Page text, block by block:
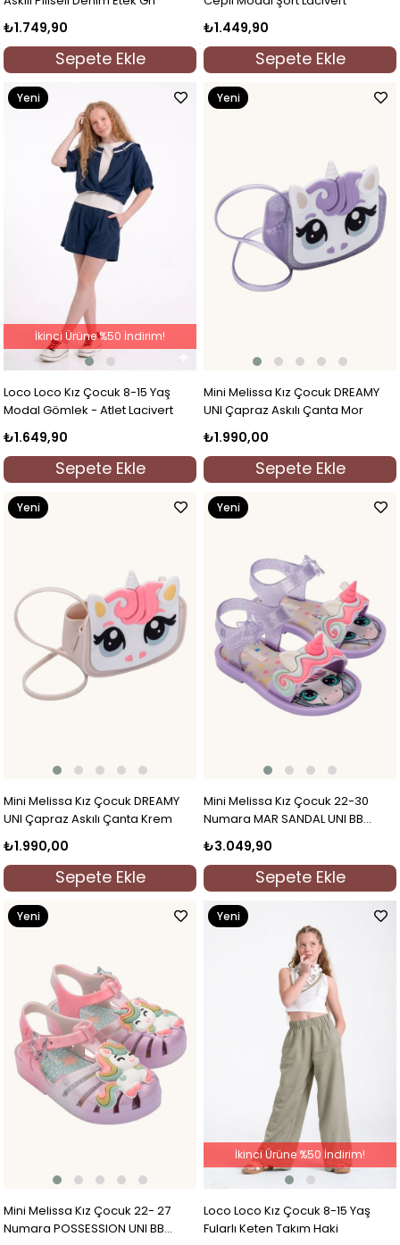
₺1.749,90
Sepete Ekle
₺1.449,90
Sepete Ekle
Loco Loco Kız Çocuk 8-15 Yaş
Modal Gömlek - Atlet Lacivert
₺1.649,90
Sepete Ekle
Yeni
İkinci Ürüne %50 İndirim!
Mini Melissa Kız Çocuk DREAMY
UNI Çapraz Askılı Çanta Mor
₺1.990,00
Sepete Ekle
Yeni
Mini Melissa Kız Çocuk DREAMY
UNI Çapraz Askılı Çanta Krem
₺1.990,00
Sepete Ekle
Yeni
Mini Melissa Kız Çocuk 22-30
Numara MAR SANDAL UNI BB
Sandalet Lila
₺3.049,90
Sepete Ekle
Yeni
Mini Melissa Kız Çocuk 22- 27
Numara POSSESSION UNI BB
Yeni
Loco Loco Kız Çocuk 8-15 Yaş
Fularlı Keten Takım Haki
Yeni
İkinci Ürüne %50 İndirim!